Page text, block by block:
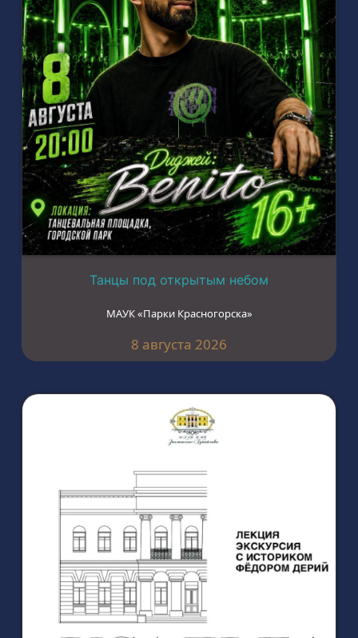
Танцы под открытым небом
МАУК «Парки Красногорска»
8 августа 2026